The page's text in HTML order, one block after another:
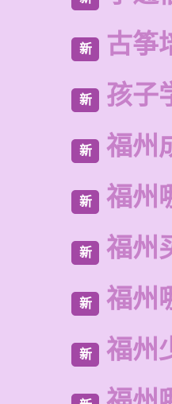
新 古筝
新 孩子
新 福州
新 福州
新 福州
新 福州
新 福州